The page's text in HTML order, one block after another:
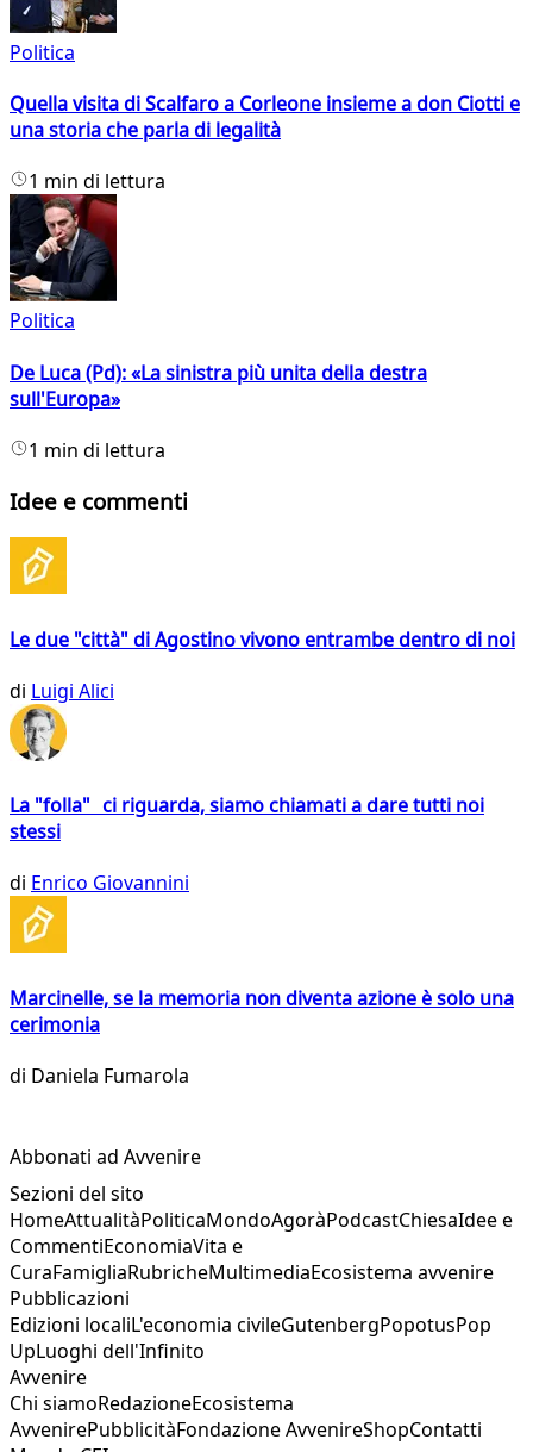
Politica
Quella visita di Scalfaro a Corleone insieme a don Ciotti e
una storia che parla di legalità
1 min di lettura
Politica
De Luca (Pd): «La sinistra più unita della destra
sull'Europa»
1 min di lettura
Idee e commenti
Le due "città" di Agostino vivono entrambe dentro di noi
di Luigi Alici
La "folla" ci riguarda, siamo chiamati a dare tutti noi
stessi
di Enrico Giovannini
Marcinelle, se la memoria non diventa azione è solo una
cerimonia
di Daniela Fumarola
Abbonati ad Avvenire
Sezioni del sito
HomeAttualitàPoliticaMondoAgoràPodcastChiesaIdee e
CommentiEconomiaVita e
CuraFamigliaRubricheMultimediaEcosistema avvenire
Pubblicazioni
Edizioni localiL'economia civileGutenbergPopotusPop
UpLuoghi dell'Infinito
Avvenire
Chi siamoRedazioneEcosistema
AvvenirePubblicitàFondazione AvvenireShopContatti